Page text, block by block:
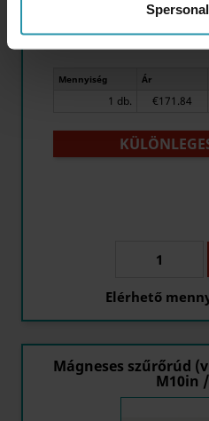
Mennyiség Ár
1 db. €171.84
Elérhető
Mágneses szűrőrúd
M10in